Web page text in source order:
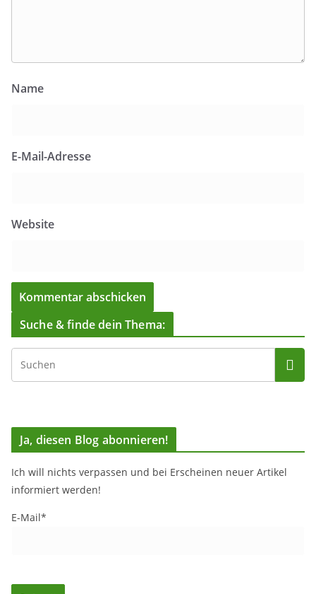
Name
E-Mail-Adresse
Website
Suche & finde dein Thema:
Ja, diesen Blog abonnieren!
Ich will nichts verpassen und bei Erscheinen neuer Artikel
informiert werden!
E-Mail*